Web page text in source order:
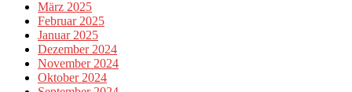
März 2025
Februar 2025
Januar 2025
Dezember 2024
November 2024
Oktober 2024